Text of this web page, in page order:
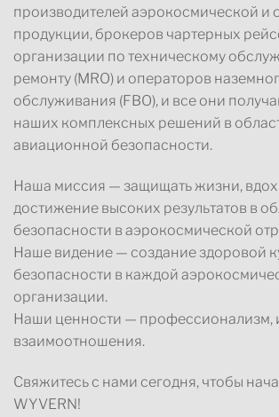
производителей аэрокосмической и
продукции, брокеров чартерных
организации по техническому
ремонту (MRO) и операторов
обслуживания (FBO), и все они
наших комплексных решений в
авиационной безопасности.
Наша миссия — защищать жизни,
достижение высоких результатов в
безопасности в аэрокосмической
Наше видение — создание здоровой
безопасности в каждой
организации.
Наши ценности — профессионализм,
взаимоотношения.
Свяжитесь с нами сегодня, чтобы
WYVERN!